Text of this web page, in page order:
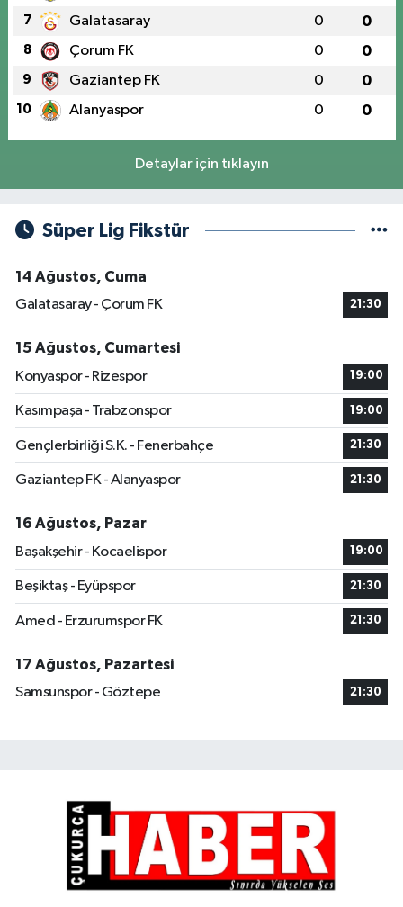
7 Galatasaray 0 0
8 Çorum FK 0 0
9 Gaziantep FK 0 0
10 Alanyaspor 0 0
Detaylar için tıklayın
Süper Lig Fikstür
14 Ağustos, Cuma
Galatasaray - Çorum FK
21:30
15 Ağustos, Cumartesi
Konyaspor - Rizespor
19:00
Kasımpaşa - Trabzonspor 19:00
Gençlerbirliği S.K. - Fenerbahçe 21:30
Gaziantep FK - Alanyaspor 21:30
16 Ağustos, Pazar
Başakşehir - Kocaelispor
19:00
Beşiktaş - Eyüpspor 21:30
Amed - Erzurumspor FK 21:30
17 Ağustos, Pazartesi
Samsunspor - Göztepe
21:30